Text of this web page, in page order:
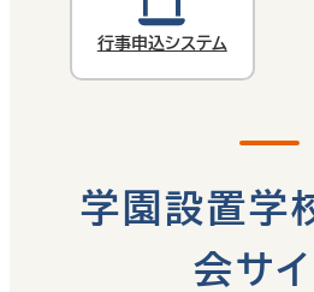
行事申込システム
学園設置学
会サイ